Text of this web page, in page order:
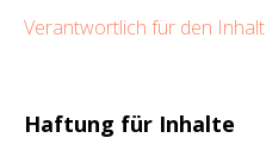
Verantwortlich für den Inhalt
Haftung für Inhalte